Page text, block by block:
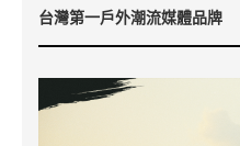
台灣第一戶外潮流媒體品牌